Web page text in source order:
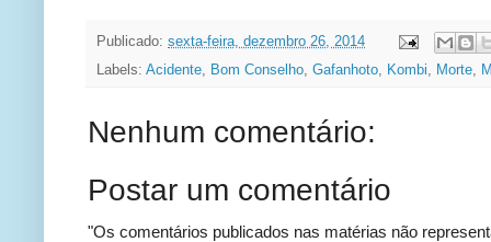
Publicado: sexta-feira, dezembro 26, 2014
Labels: Acidente Bom Conselho Gafanhoto Kombi Morte
Nenhum comentário:
Postar um comentário
"Os comentários publicados nas matérias não